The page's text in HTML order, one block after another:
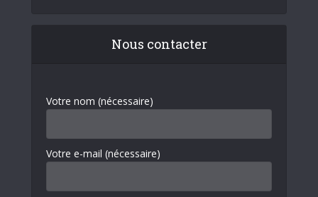
Nous contacter
Votre nom (nécessaire)
Votre e-mail (nécessaire)